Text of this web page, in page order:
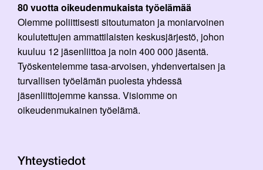
80 vuotta oikeudenmukaista työelämää
Olemme poliittisesti sitoutumaton ja moniarvoinen
koulutettujen ammattilaisten keskusjärjestö, johon
kuuluu 12 jäsenliittoa ja noin 400 000 jäsentä.
Työskentelemme tasa-arvoisen, yhdenvertaisen ja
turvallisen työelämän puolesta yhdessä
jäsenliittojemme kanssa. Visiomme on
oikeudenmukainen työelämä.
Yhteystiedot